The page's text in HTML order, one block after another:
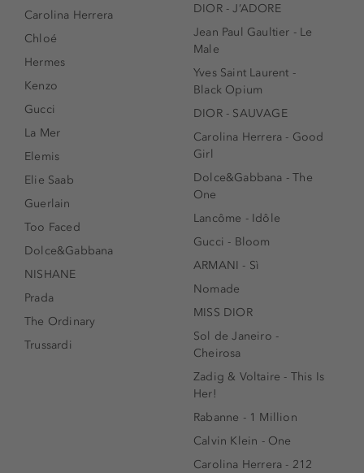
Carolina Herrera
Chloé
Hermes
Kenzo
Gucci
La Mer
Elemis
Elie Saab
Guerlain
Too Faced
Dolce&Gabbana
NISHANE
Prada
The Ordinary
Trussardi
DIOR - J’ADORE
Jean Paul Gaultier - Le
Male
Yves Saint Laurent -
Black Opium
DIOR - SAUVAGE
Carolina Herrera - Good
Girl
Dolce&Gabbana - The
One
Lancôme - Idôle
Gucci - Bloom
ARMANI - Sì
Nomade
MISS DIOR
Sol de Janeiro -
Cheirosa
Zadig & Voltaire - This Is
Her!
Rabanne - 1 Million
Calvin Klein - One
Carolina Herrera - 212